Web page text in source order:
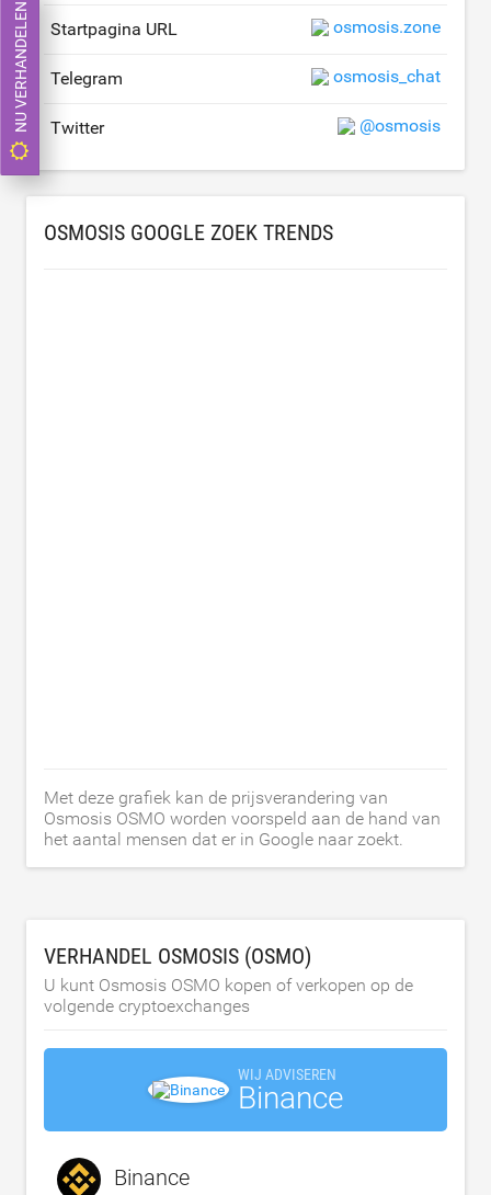
Startpagina URL osmosis.zone
Telegram osmosis_chat
Twitter @osmosis
OSMOSIS GOOGLE ZOEK TRENDS
Met deze grafiek kan de prijsverandering van
Osmosis OSMO worden voorspeld aan de hand van
het aantal mensen dat er in Google naar zoekt.
VERHANDEL OSMOSIS (OSMO)
U kunt Osmosis OSMO kopen of verkopen op de
volgende cryptoexchanges
WIJ ADVISEREN
Binance
Binance
NU VERHANDELEN